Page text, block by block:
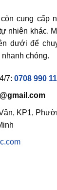
cung cấp
nhiên khác.
dưới để
nhanh chóng.
7: 0708 990
KP1,